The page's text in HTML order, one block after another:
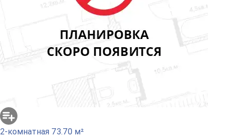
2-комнатная 73.70 м²